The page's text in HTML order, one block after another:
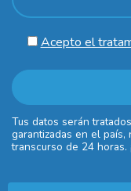
Acepto el
Tus datos serán
garantizadas en el
transcurso de 24 horas.